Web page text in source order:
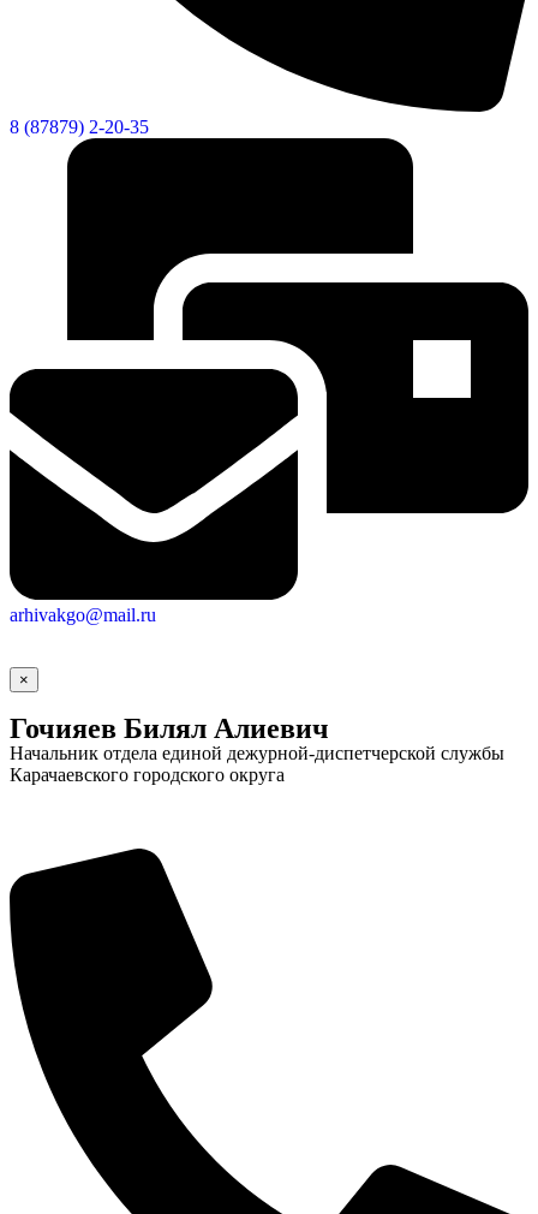
8 (87879) 2-20-35
arhivakgo@mail.ru
×
Гочияев Билял Алиевич
Начальник отдела единой дежурной-диспетчерской службы
Карачаевского городского округа